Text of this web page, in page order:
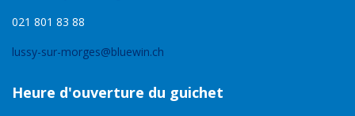
021 801 83 88
lussy-sur-morges@bluewin.ch
Heure d'ouverture du guichet